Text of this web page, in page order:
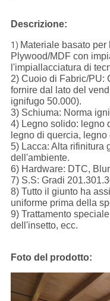
Descrizione:
1) Materiale basato
Plywood/MDF con
l'impiallacciatura di
2) Cuoio di Fabric/PU:
fornire dal lato del
ignifugo 50.000).
3) Schiuma: Norma
4) Legno solido: legno
legno di quercia, legno
5) Lacca: Alta rifinitura
dell'ambiente.
6) Hardware: DTC,
7) S.S: Gradi
8) Tutto il giunto ha
uniforme prima della
9) Trattamento
dell'insetto, ecc.
Foto del prodotto: